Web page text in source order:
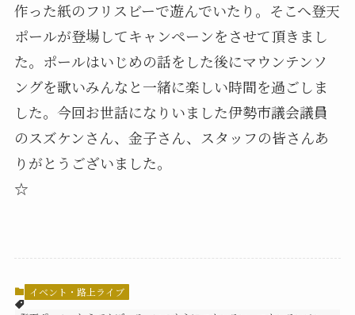
作った紙のフリスビーで遊んでいたり。そこへ登天
ポールが登場してキャンペーンをさせて頂きまし
た。ポールはいじめの話をした後にマウンテンソ
ングを歌いみんなと一緒に楽しい時間を過ごしま
した。今回お世話になりいました伊勢市議会議員
のスズケンさん、金子さん、スタッフの皆さんあ
りがとうございました。
☆
イベント・路上ライブ